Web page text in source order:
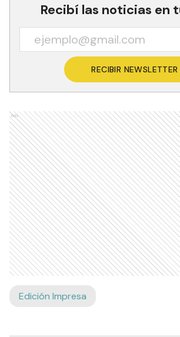
Recibí las noticias en
RECIBIR NEWSLETTER
Ads
Edición Impresa